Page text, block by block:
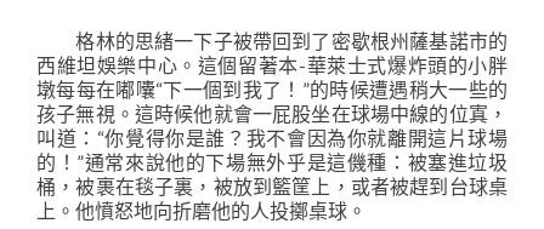
格林的思緒一下子被帶回到了密歇根州薩基諾市的
西維坦娛樂中心。這個留著本-華萊士式爆炸頭的小胖
墩每每在嘟囔“下一個到我了！”的時候遭遇稍大一些的
孩子無視。這時候他就會一屁股坐在球場中線的位寘，
叫道：“你覺得你是誰？我不會因為你就離開這片球場
的！”通常來說他的下場無外乎是這僟種：被塞進垃圾
桶，被裹在毯子裏，被放到籃筐上，或者被趕到台球桌
上。他憤怒地向折磨他的人投擲桌球。